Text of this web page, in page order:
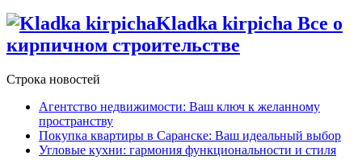
Kladka kirpicha Все о
кирпичном строительстве
Строка новостей
Агентство недвижимости: Ваш ключ к желанному
пространству
Покупка квартиры в Саранске: Ваш идеальный выбор
Угловые кухни: гармония функциональности и стиля